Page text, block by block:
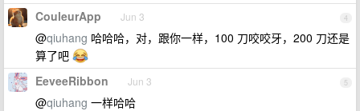
4
CouleurApp Jun 3
@qiuhang 哈哈哈，对，跟你一样，100 刀咬咬牙，200 刀还是
算了吧
5
EeveeRibbon Jun 3
@qiuhang 一样哈哈